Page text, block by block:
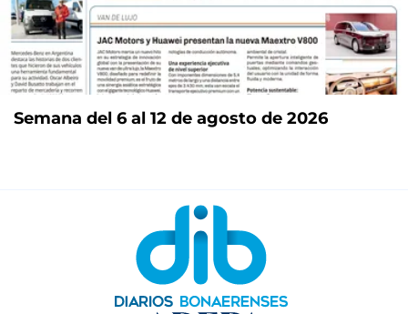
Semana del 6 al 12 de agosto de 2026